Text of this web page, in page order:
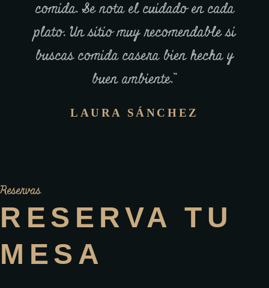
comida. Se nota el cuidado en cada
plato. Un sitio muy recomendable si
buscas comida casera bien hecha y
buen ambiente.”
LAURA SÁNCHEZ
Reservas
RESERVA TU
MESA